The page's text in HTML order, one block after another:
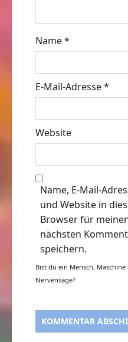
i
o
n
Name*
E-Mail-Adresse*
Website
Name, E-Mail-
und Website in
Browser für
nächsten
speichern.
Bist du ein Mensch,
Nervensäge?